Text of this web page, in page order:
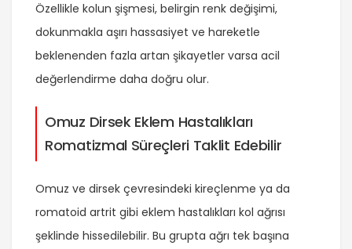
Özellikle kolun şişmesi, belirgin renk değişimi,
dokunmakla aşırı hassasiyet ve hareketle
beklenenden fazla artan şikayetler varsa acil
değerlendirme daha doğru olur.
Omuz Dirsek Eklem Hastalıkları
Romatizmal Süreçleri Taklit Edebilir
Omuz ve dirsek çevresindeki kireçlenme ya da
romatoid artrit gibi eklem hastalıkları kol ağrısı
şeklinde hissedilebilir. Bu grupta ağrı tek başına